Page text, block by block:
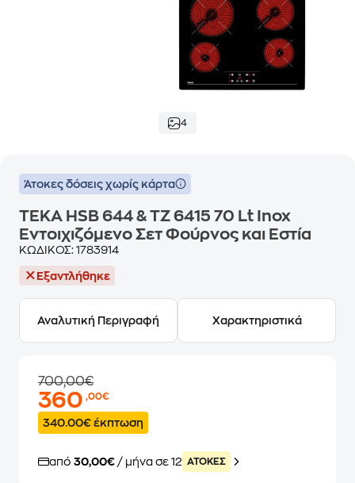
4
Άτοκες δόσεις χωρίς κάρτα
TEKA HSB 644 & TZ 6415 70 Lt Inox
Eντοιχιζόμενο Σετ Φούρνος και Εστία
ΚΩΔΙΚΟΣ: 1783914
Εξαντλήθηκε
Αναλυτική Περιγραφή Χαρακτηριστικά
700,00€
360,00€
340.00€ έκπτωση
από 30,00€ / μήνα σε 12 ATOKEΣ